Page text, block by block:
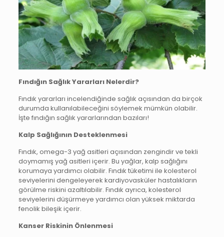
Fındığın Sağlık Yararları Nelerdir?
Fındık yararları incelendiğinde sağlık açısından da birçok
durumda kullanılabileceğini söylemek mümkün olabilir.
İşte fındığın sağlık yararlarından bazıları!
Kalp Sağlığının Desteklenmesi
Fındık, omega-3 yağ asitleri açısından zengindir ve tekli
doymamış yağ asitleri içerir. Bu yağlar, kalp sağlığını
korumaya yardımcı olabilir. Fındık tüketimi ile kolesterol
seviyelerini dengeleyerek kardiyovasküler hastalıkların
görülme riskini azaltılabilir. Fındık ayrıca, kolesterol
seviyelerini düşürmeye yardımcı olan yüksek miktarda
fenolik bileşik içerir.
Kanser Riskinin Önlenmesi